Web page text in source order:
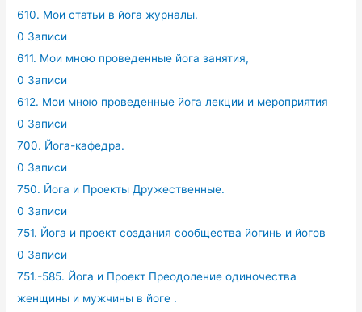
610. Мои статьи в йога журналы.
0 Записи
611. Мои мною проведенные йога занятия,
0 Записи
612. Мои мною проведенные йога лекции и мероприятия
0 Записи
700. Йога-кафедра.
0 Записи
750. Йога и Проекты Дружественные.
0 Записи
751. Йога и проект создания сообщества йогинь и йогов
0 Записи
751.-585. Йога и Проект Преодоление одиночества
женщины и мужчины в йоге .